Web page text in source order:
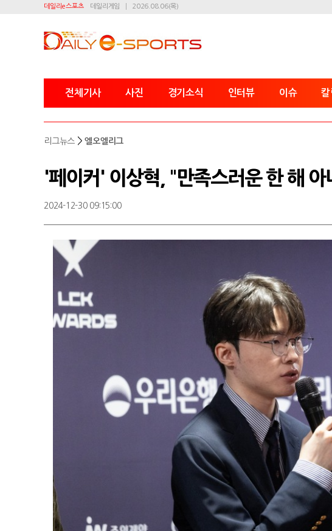
데일리e스포츠 데일리게임 2026.08.06(목)
전체기사 사진 경기소식 인터뷰 이슈 칼
리그뉴스 >엘오엘리그
'페이커' 이상혁, "만족스러운 한 해
2024-12-30 09:15:00